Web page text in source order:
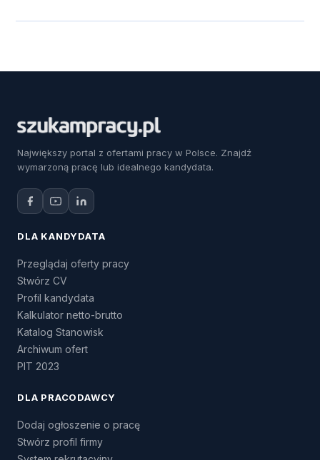
Największy portal z ofertami pracy w Polsce. Znajdź
wymarzoną pracę lub idealnego kandydata.
DLA KANDYDATA
Przeglądaj oferty pracy
Stwórz CV
Profil kandydata
Kalkulator netto-brutto
Katalog Stanowisk
Archiwum ofert
PIT 2023
DLA PRACODAWCY
Dodaj ogłoszenie o pracę
Stwórz profil firmy